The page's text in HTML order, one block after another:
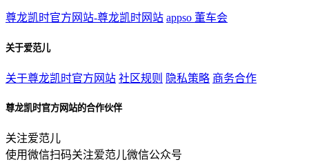
尊龙凯时官方网站-尊龙凯时网站 appso 董车会
关于爱范儿
关于尊龙凯时官方网站 社区规则 隐私策略 商务合作
尊龙凯时官方网站的合作伙伴
关注爱范儿
使用微信扫码关注爱范儿微信公众号